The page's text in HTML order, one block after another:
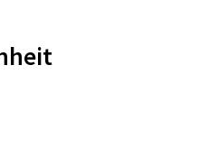
geht es weiter
dem Weg gibt es
führt weiter, bis er in
übergeht.